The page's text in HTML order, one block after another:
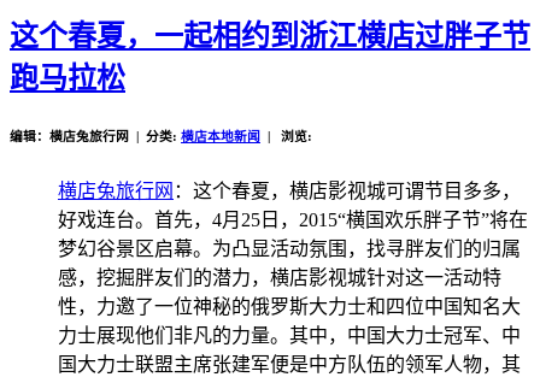
这个春夏，一起相约到浙江横店过胖子节
跑马拉松
编辑：横店兔旅行网 | 分类: 横店本地新闻 | 浏览:
横店兔旅行网 ：这个春夏，横店影视城可谓节目多多，
好戏连台。首先， 4月 25 日 ， 2015“横国欢乐胖子节”将在
梦幻谷景区启幕。为凸显活动氛围，找寻胖友们的归属
感，挖掘胖友们的潜力，横店影视城针对这一活动特
性，力邀了一位神秘的俄罗斯大力士和四位中国知名大
力士展现他们非凡的力量。其中，中国大力士冠军、中
国大力士联盟主席张建军便是中方队伍的领军人物，其